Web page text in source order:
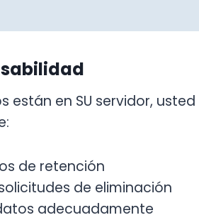
están en SU servidor, usted
de retención
de eliminación
adecuadamente